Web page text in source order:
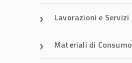
Lavorazioni e Servizi
Materiali di Consumo